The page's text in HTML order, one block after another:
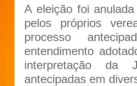
A eleição foi
pelos próprios
processo
entendimento
interpretação da
antecipadas em